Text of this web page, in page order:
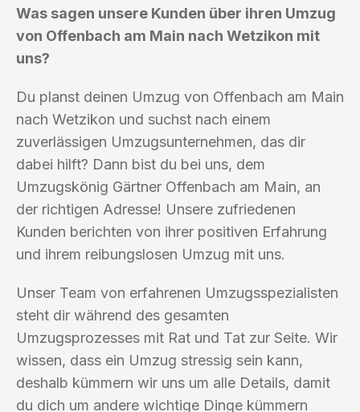
Was sagen unsere Kunden über ihren Umzug
von Offenbach am Main nach Wetzikon mit
uns?
Du planst deinen Umzug von Offenbach am Main
nach Wetzikon und suchst nach einem
zuverlässigen Umzugsunternehmen, das dir
dabei hilft? Dann bist du bei uns, dem
Umzugskönig Gärtner Offenbach am Main, an
der richtigen Adresse! Unsere zufriedenen
Kunden berichten von ihrer positiven Erfahrung
und ihrem reibungslosen Umzug mit uns.
Unser Team von erfahrenen Umzugsspezialisten
steht dir während des gesamten
Umzugsprozesses mit Rat und Tat zur Seite. Wir
wissen, dass ein Umzug stressig sein kann,
deshalb kümmern wir uns um alle Details, damit
du dich um andere wichtige Dinge kümmern